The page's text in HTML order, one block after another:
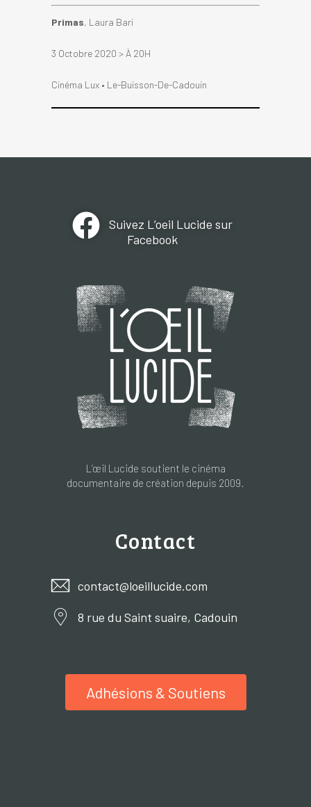
Primas, Laura Bari
3 Octobre 2020 > À 20H
Cinéma Lux • Le-Buisson-De-Cadouin
Suivez L’oeil Lucide sur
Facebook
L’œil Lucide soutient le cinéma
documentaire de création depuis 2009.
Contact
contact@loeillucide.com
8 rue du Saint suaire, Cadouin
Adhésions & Soutiens